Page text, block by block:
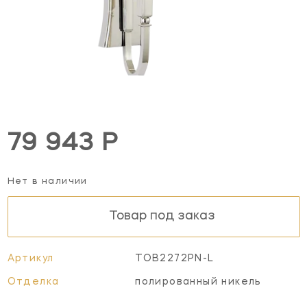
79 943 Р
Нет в наличии
Товар под заказ
Артикул TOB2272PN-L
Отделка полированный никель